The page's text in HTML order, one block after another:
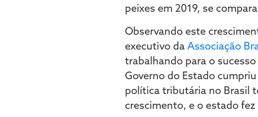
peixes em 2019, se
Observando este
executivo da Associação
trabalhando para o
Governo do Estado
política tributária no Brasil
crescimento, e o estado